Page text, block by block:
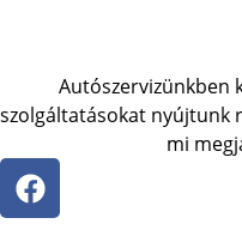
Autószervizünkben
szolgáltatásokat nyújtunk
mi